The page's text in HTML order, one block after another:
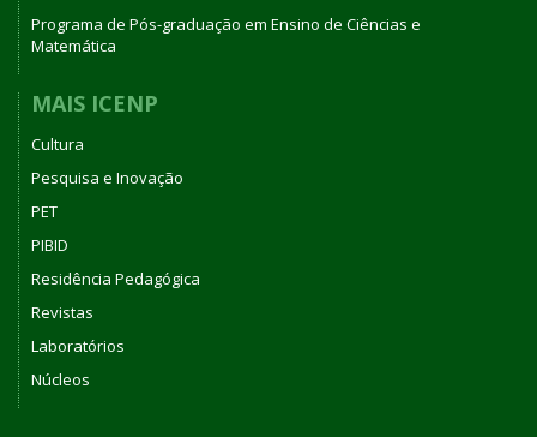
Programa de Pós-graduação em Ensino de Ciências e
Matemática
MAIS ICENP
Cultura
Pesquisa e Inovação
PET
PIBID
Residência Pedagógica
Revistas
Laboratórios
Núcleos